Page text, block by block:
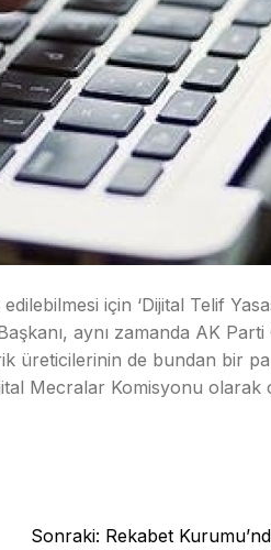
için ‘Dijital Telif
aynı zamanda AK
üreticilerinin de bundan bir
Mecralar Komisyonu olarak
Sonraki: Rekabet